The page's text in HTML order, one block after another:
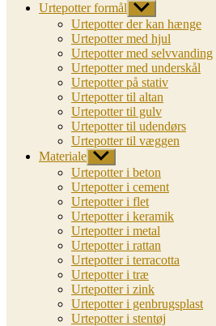
Urtepotter formål Vis
undermenu
Urtepotter der kan hænge
Urtepotter med hjul
Urtepotter med selvvanding
Urtepotter med underskål
Urtepotter på stativ
Urtepotter til altan
Urtepotter til gulv
Urtepotter til udendørs
Urtepotter til væggen
Materiale Vis
undermenu
Urtepotter i beton
Urtepotter i cement
Urtepotter i flet
Urtepotter i keramik
Urtepotter i metal
Urtepotter i rattan
Urtepotter i terracotta
Urtepotter i træ
Urtepotter i zink
Urtepotter i genbrugsplast
Urtepotter i stentøj